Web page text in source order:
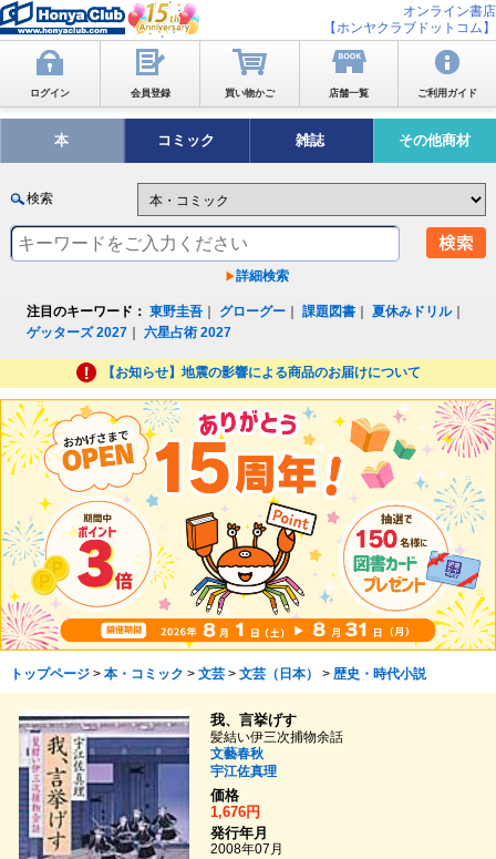
オンライン書店
【ホンヤクラブドットコム】
ログイン 会員登録 買い物かご 店舗一覧 ご利用ガイド
本 コミック 雑誌 その他商材
検索
詳細検索
注目のキーワード： 東野圭吾 グローグー ｜課題図書 ｜夏休みドリル｜
ゲッターズ 2027 ｜六星占術 2027
【お知らせ】地震の影響による商品のお届けについて
トップページ> 本・コミック > 文芸> 文芸（日本） > 歴史・時代小説
我、言挙げす
髪結い伊三次捕物余話
文藝春秋
宇江佐真理
価格
1,676円
発行年月
2008年07月